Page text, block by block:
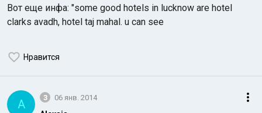
Вот еще инфа: "some good hotels in lucknow are hotel
clarks avadh, hotel taj mahal. u can see
Нравится
A 3 06 янв. 2014